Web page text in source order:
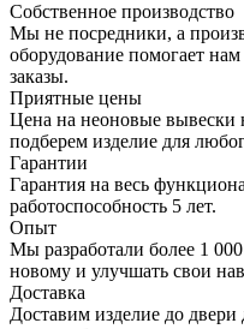
Собственное производство
Мы не посредники, а
оборудование помогает
заказы.
Приятные цены
Цена на неоновые вывески
подберем изделие для
Гарантии
Гарантия на весь
работоспособность 5 лет.
Опыт
Мы разработали более 1
новому и улучшать свои
Доставка
Доставим изделие до